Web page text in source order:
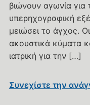
βιώνουν αγωνία για
υπερηχογραφική
μειώσει το άγχος.
ακουστικά κύματα
ιατρική για την […]
Συνεχίστε την